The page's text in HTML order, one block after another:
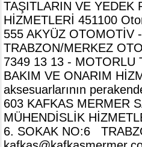
TAŞITLARIN VE YEDEK
HİZMETLERİ 451100
555 AKYÜZ
TRABZON/MERKEZ
7349 13 13 - MOTORLU
BAKIM VE ONARIM
aksesuarlarının
603 KAFKAS MERMER
MÜHENDİSLİK
6. SOKAK NO:6